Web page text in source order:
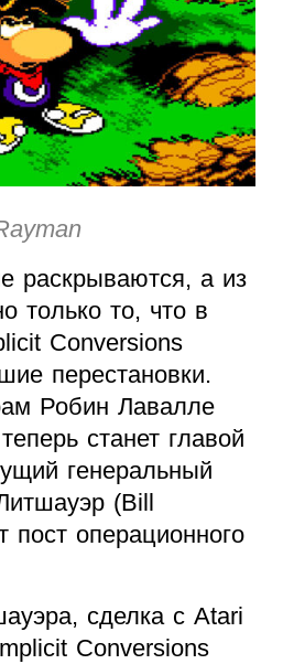
раскрываются, а из
только то, что в
Conversions
перестановки.
Робин Лавалле
станет главой
генеральный
(Bill
пост операционного
сделка с Atari
Conversions